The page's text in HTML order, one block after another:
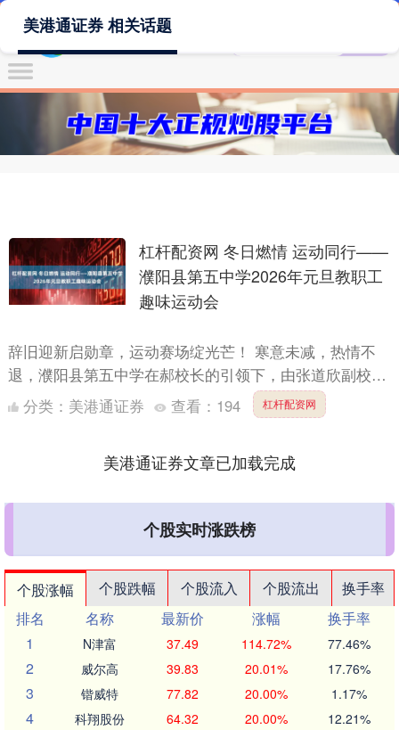
美港通证券 相关话题
杠杆配资网 冬日燃情 运动同行——
濮阳县第五中学2026年元旦教职工
趣味运动会
辞旧迎新启勋章，运动赛场绽光芒！ 寒意未减，热情不
退，濮阳县第五中学在郝校长的引领下，由张道欣副校长
精心策划，安全办、政教处与督导室联合主办的2026年元
旦教职....
分类： 美港通证券 查看： 194 杠杆配资网
美港通证券文章已加载完成
个股实时涨跌榜
个股涨幅 个股跌幅 个股流入 个股流出
换手率
排名
名称 最新价 涨幅
换手率
1
N津富 37.49 114.72% 77.46%
2 威尔高 39.83 20.01% 17.76%
3 锴威特 77.82 20.00% 1.17%
4 科翔股份 64.32 20.00% 12.21%